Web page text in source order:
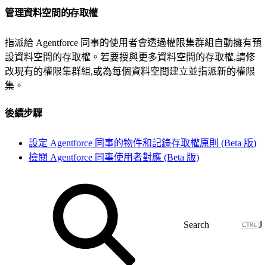
管理資料空間的存取權
指派給 Agentforce 同事的使用者會透過權限集群組自動擁有預
設資料空間的存取權。若要授與更多資料空間的存取權,請修
改現有的權限集群組,或為每個資料空間建立並指派新的權限
集。
後續步驟
設定 Agentforce 同事的物件和記錄存取權原則 (Beta 版)
檢閱 Agentforce 同事使用者對應 (Beta 版)
J